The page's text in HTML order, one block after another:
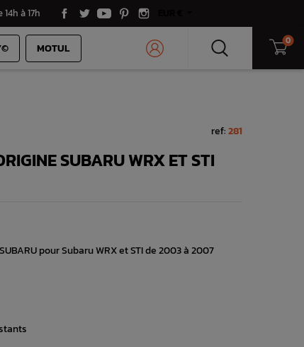
à 17h
MOTUL 0
ref:281
SUBARU WRX ET STI
pour Subaru WRX et STI de 2003 à 2007